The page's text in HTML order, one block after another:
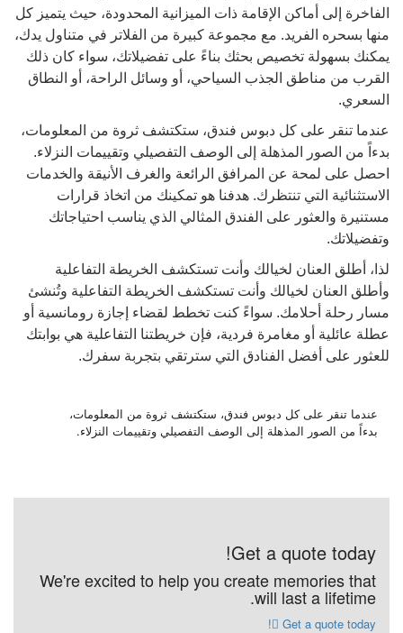
الفاخرة إلى أماكن الإقامة ذات الميزانية المحدودة، حيث يتميز كل
منها بسحره الفريد. مع مجموعة كبيرة من الفلاتر في متناول يدك،
يمكنك بسهولة تخصيص بحثك بناءً على تفضيلاتك، سواء كان ذلك
القرب من مناطق الجذب السياحي، أو وسائل الراحة، أو النطاق
السعري.
عندما تنقر على كل دبوس فندق، ستكتشف ثروة من المعلومات،
بدءاً من الصور المذهلة إلى الوصف التفصيلي وتقييمات النزلاء.
احصل على لمحة عن المرافق الرائعة والغرف الأنيقة والخدمات
الاستثنائية التي تنتظرك. هدفنا هو تمكينك من اتخاذ قرارات
مستنيرة والعثور على الفندق المثالي الذي يناسب احتياجاتك
وتفضيلاتك.
لذا، أطلق العنان لخيالك وأنت تستكشف الخريطة التفاعلية
وأطلق العنان لخيالك وأنت تستكشف الخريطة التفاعلية وتُنشئ
مسار رحلة أحلامك. سواءً كنت تخطط لقضاء إجازة رومانسية أو
عطلة عائلية أو مغامرة فردية، فإن خريطتنا التفاعلية هي بوابتك
للعثور على أفضل الفنادق التي سترتقي بتجربة سفرك.
عندما تنقر على كل دبوس فندق، ستكتشف ثروة من المعلومات،
بدءاً من الصور المذهلة إلى الوصف التفصيلي وتقييمات النزلاء.
Get a quote today!
We're excited to help you create memories that
will last a lifetime.
Get a quote today!